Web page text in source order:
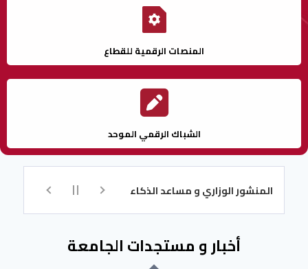
المنصات الرقمية للقطاع
الشباك الرقمي الموحد
المنشور الوزاري و مساعد الذكاء الاصطناعي للتسجيل تكوين اللغة
أخبار و مستجدات الجامعة